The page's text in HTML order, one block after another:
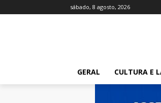
sábado, 8 agosto, 2026
GERAL CULTURA E